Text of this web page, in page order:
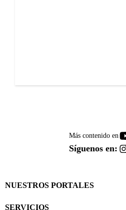
Más contenido en
Síguenos en:
NUESTROS PORTALES
SERVICIOS